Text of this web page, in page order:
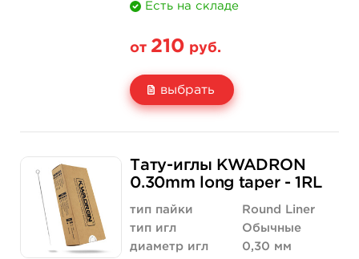
Есть на складе
от 210 руб.
выбрать
Цена
Количество
210 руб.
купить
420 руб.
купить
Тату-иглы KWADRON
0.30mm long taper - 1RL
тип пайки
Round Liner
тип игл
Обычные
диаметр игл
0,30 мм